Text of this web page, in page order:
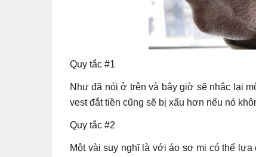
Quy tắc #1
Như đã nói ở trên và bây giờ sẽ nhắc lại
vest đắt tiền cũng sẽ bị xấu hơn nếu nó
Quy tắc #2
Một vài suy nghĩ là với áo sơ mi có thể